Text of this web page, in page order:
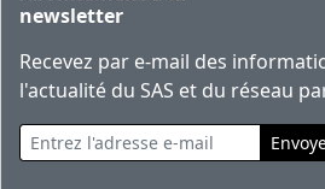
newsletter
Recevez par e-mail des
l'actualité du SAS et du réseau
Entrez l'adresse e-mail